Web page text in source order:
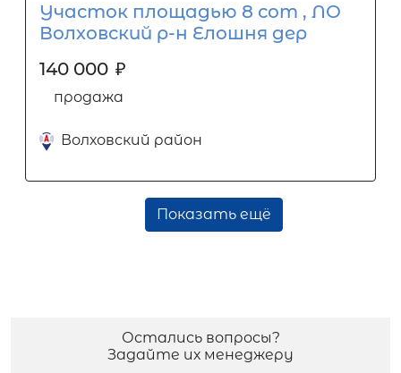
Участок площадью 8 сот , ЛО
Волховский р-н Елошня дер
140 000 ₽
продажа
Волховский район
Показать ещё
Остались вопросы?
Задайте их менеджеру